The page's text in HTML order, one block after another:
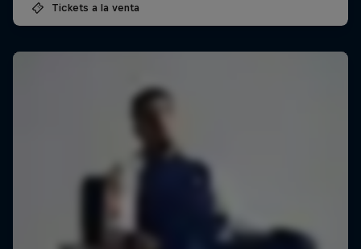
Tickets a la venta